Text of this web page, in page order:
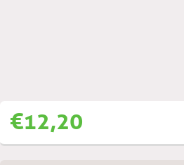
€12,20